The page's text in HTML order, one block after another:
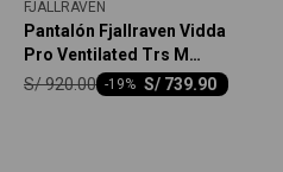
FJALLRAVEN
Pantalón Fjallraven Vidda
Pro Ventilated Trs M
Hombre
S/ 739.90
-19
S/920.00